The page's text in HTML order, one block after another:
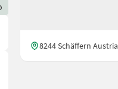
8244 Schäffern Austria